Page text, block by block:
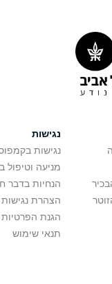
נגישות
נגישות
מניעה וטיפול
הנחיות בדבר
הצהרת נגישות
הגנת הפרטיות
תנאי שימוש